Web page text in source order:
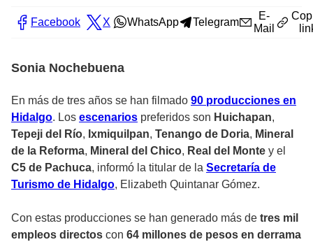
Facebook X WhatsApp Telegram
E-
Mail
Sonia Nochebuena
En más de tres años se han filmado 90 producciones en
Hidalgo. Los escenarios preferidos son Huichapan,
Tepeji del Río, Ixmiquilpan, Tenango de Doria, Mineral
de la Reforma, Mineral del Chico, Real del Monte y el
C5 de Pachuca, informó la titular de la Secretaría de
Turismo de Hidalgo, Elizabeth Quintanar Gómez.
Con estas producciones se han generado más de tres mil
empleos directos con 64 millones de pesos en derrama